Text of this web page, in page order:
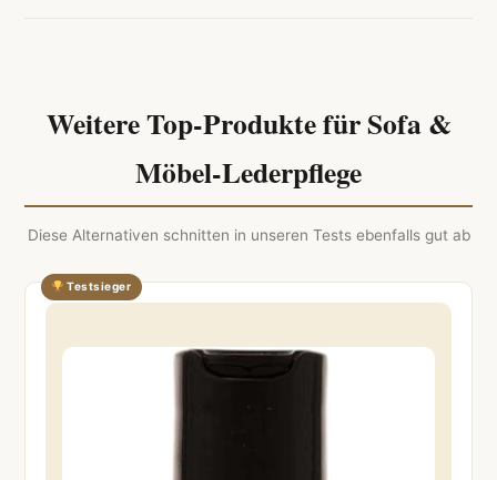
Weitere Top-Produkte für Sofa &
Möbel-Lederpflege
Diese Alternativen schnitten in unseren Tests ebenfalls gut ab
Testsieger